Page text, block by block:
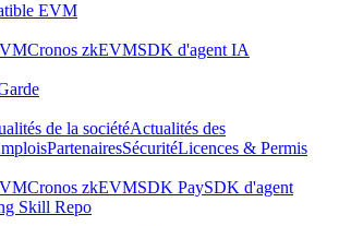
EVM
Cronos zkEVMSDK d'agent IA
de la sociétéActualités des
PartenairesSécuritéLicences & Permis
Cronos zkEVMSDK PaySDK d'agent
Skill Repo